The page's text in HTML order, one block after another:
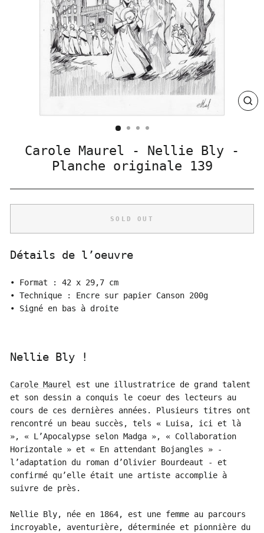
Carole Maurel - Nellie Bly -
Planche originale 139
SOLD OUT
Détails de l’oeuvre
• Format : 42 x 29,7 cm
• Technique : Encre sur papier Canson 200g
• Signé en bas à droite
Nellie Bly !
Carole Maurel
est une illustratrice de grand talent
et son dessin a conquis le coeur des lecteurs au
cours de ces dernières années. Plusieurs titres ont
rencontré un beau succès, tels « Luisa, ici et là
», « L’Apocalypse selon Madga », « Collaboration
Horizontale » et « En attendant Bojangles » -
l’adaptation du roman d’Olivier Bourdeaut - et
confirmé qu’elle était une artiste accomplie à
suivre de près.
Nellie Bly, née en 1864, est une femme au parcours
incroyable, aventurière, déterminée et pionnière du